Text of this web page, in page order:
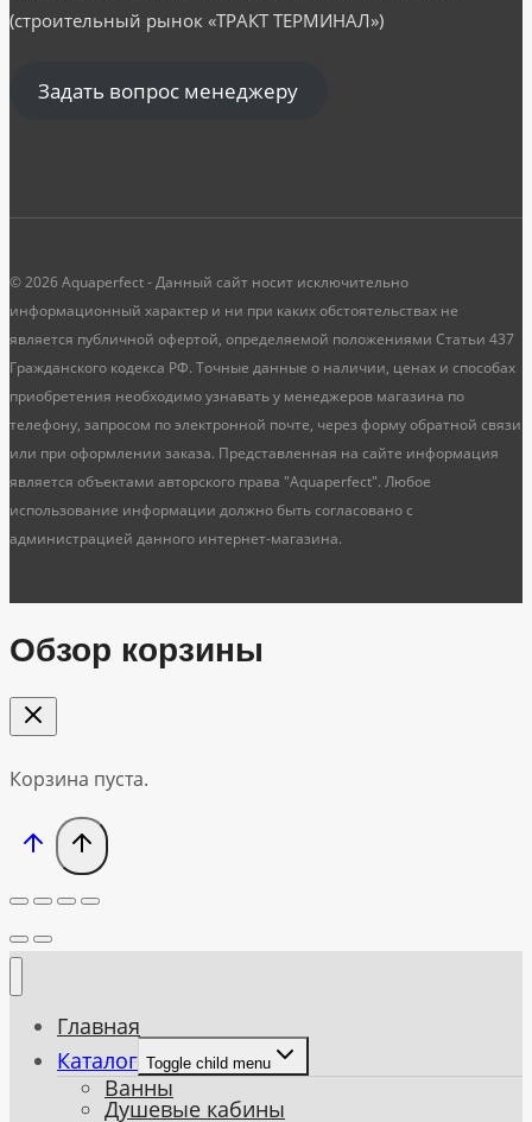
(строительный рынок «ТРАКТ ТЕРМИНАЛ»)
Задать вопрос менеджеру
© 2026 Aquaperfect - Данный сайт носит исключительно
информационный характер и ни при каких обстоятельствах не
является публичной офертой, определяемой положениями Статьи 437
Гражданского кодекса РФ. Точные данные о наличии, ценах и способах
приобретения необходимо узнавать у менеджеров магазина по
телефону, запросом по электронной почте, через форму обратной связи
или при оформлении заказа. Представленная на сайте информация
является объектами авторского права "Aquaperfect". Любое
использование информации должно быть согласовано с
администрацией данного интернет-магазина.
Обзор корзины
Корзина пуста.
Главная
Каталог Toggle child menu
Ванны
Душевые кабины